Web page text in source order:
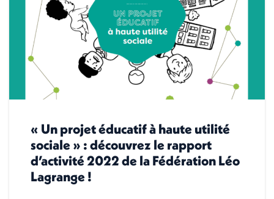
« Un projet éducatif à haute utilité
sociale » : découvrez le rapport
d’activité 2022 de la Fédération Léo
Lagrange !